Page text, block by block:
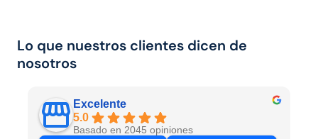
Lo que nuestros clientes dicen de
nosotros
Excelente
5.0
Basado en 2045 opiniones